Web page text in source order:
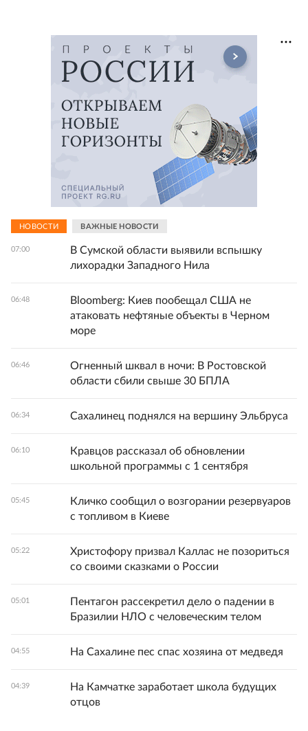
НОВОСТИ ВАЖНЫЕ НОВОСТИ
07:00
В Сумской области выявили вспышку
лихорадки Западного Нила
06:48
Bloomberg: Киев пообещал США не
атаковать нефтяные объекты в Черном
море
06:46
Огненный шквал в ночи: В Ростовской
области сбили свыше 30 БПЛА
06:34 Сахалинец поднялся на вершину Эльбруса
06:10
Кравцов рассказал об обновлении
школьной программы с 1 сентября
05:45
Кличко сообщил о возгорании резервуаров
с топливом в Киеве
05:22
Христофору призвал Каллас не позориться
со своими сказками о России
05:01
Пентагон рассекретил дело о падении в
Бразилии НЛО с человеческим телом
04:55 На Сахалине пес спас хозяина от медведя
04:39
На Камчатке заработает школа будущих
отцов